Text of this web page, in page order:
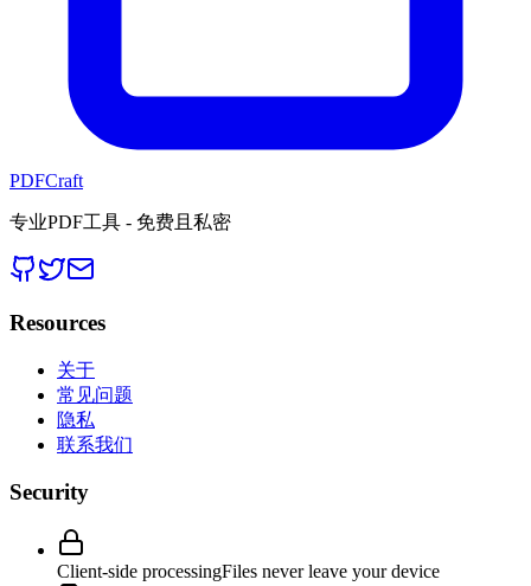
PDFCraft
专业PDF工具 - 免费且私密
Resources
关于
常见问题
隐私
联系我们
Security
Client-side processingFiles never leave your device